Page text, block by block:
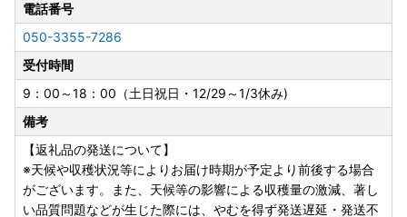
電話番号
050-3355-7286
受付時間
9：00～18：00（土日祝日・12/29～1/3休み)
備考
【返礼品の発送について】
※天候や収穫状況等によりお届け時期が予定より前後する場合
がございます。また、天候等の影響による収穫量の激減、著し
い品質問題などが生じた際には、やむを得ず発送遅延・発送不